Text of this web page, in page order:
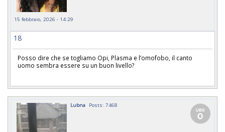
15 febbraio, 2026 - 14:29
18
Posso dire che se togliamo Opi, Plasma e l’omofobo, il canto
uomo sembra essere su un buon livello?
Lubna Posts: 7468